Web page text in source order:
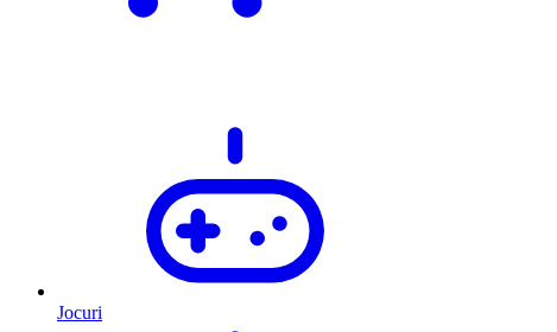
Jocuri